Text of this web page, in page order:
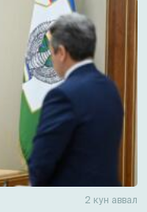
2 кун аввал